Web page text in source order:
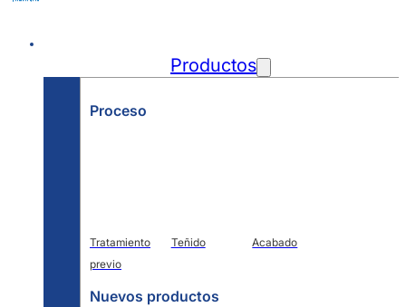
Productos
Proceso
Tratamiento
previo
Teñido Acabado
Nuevos productos